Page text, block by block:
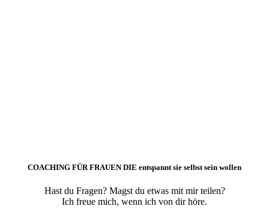
COACHING FÜR FRAUEN DIE entspannt sie selbst sein wollen
Hast du Fragen? Magst du etwas mit mir teilen?
Ich freue mich, wenn ich von dir höre.